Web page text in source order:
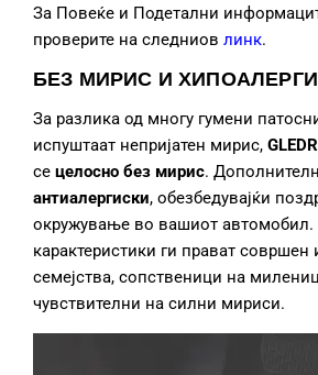
За Повеќе и Подетални
проверите на следниов линк.
БЕЗ МИРИС И
За разлика од многу гумени
испуштаат непријатен мирис,
се целосно без мирис.
антиалергиски, обезбедувајќи
окружување во вашиот автомобил.
карактеристики ги прават совршен
семејства, сопственици на
чувствителни на силни мириси.